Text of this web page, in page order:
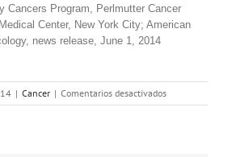
Cancers Program, Perlmutter Cancer
Center, New York City; American
news release, June 1, 2014
| Cancer | Comentarios desactivadosen
Un